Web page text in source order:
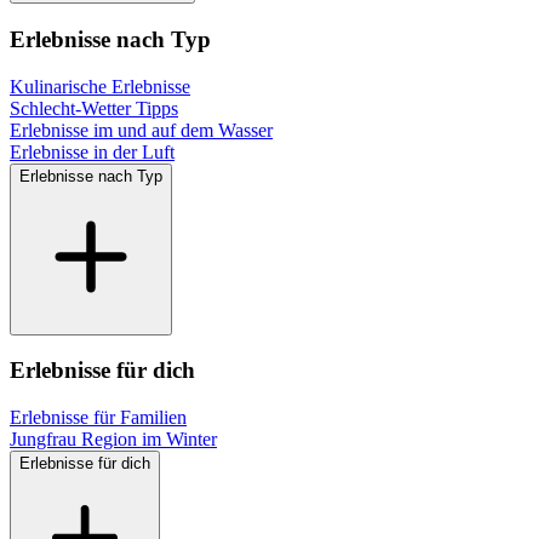
Erlebnisse nach Typ
Kulinarische Erlebnisse
Schlecht-Wetter Tipps
Erlebnisse im und auf dem Wasser
Erlebnisse in der Luft
Erlebnisse nach Typ
Erlebnisse für dich
Erlebnisse für Familien
Jungfrau Region im Winter
Erlebnisse für dich